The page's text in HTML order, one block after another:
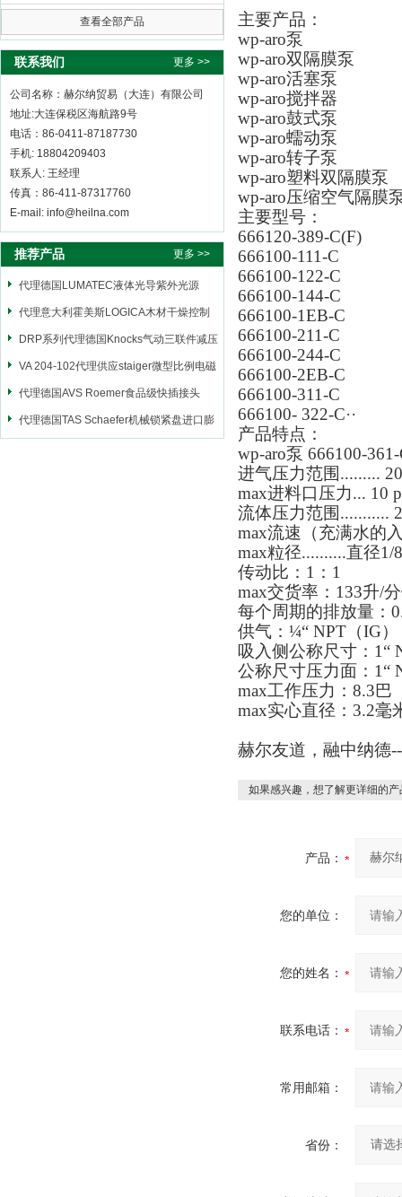
查看全部产品
联系我们 更多 >>
公司名称：赫尔纳贸易（大连）有限公司
地址:大连保税区海航路9号
电话：86-0411-87187730
手机: 18804209403
联系人: 王经理
传真：86-411-87317760
E-mail: info@heilna.com
推荐产品 更多 >>
代理德国LUMATEC液体光导紫外光源
代理意大利霍美斯LOGICA木材干燥控制
仪
DRP系列代理德国Knocks气动三联件减压
阀
VA 204-102代理供应staiger微型比例电磁
阀
代理德国AVS Roemer食品级快插接头
代理德国TAS Schaefer机械锁紧盘进口膨
主要产品：
wp-aro泵
wp-aro双隔膜泵
wp-aro活塞泵
wp-aro搅拌器
wp-aro鼓式泵
wp-aro蠕动泵
wp-aro转子泵
wp-aro塑料双隔膜泵
wp-aro压缩空气隔膜
主要型号：
666120-389-C(F)
666100-111-C
666100-122-C
666100-144-C
666100-1EB-C
666100-211-C
666100-244-C
666100-2EB-C
666100-311-C
666100- 322-C··
产品特点：
wp-aro泵 666100-
进气压力范围.........
max进料口压力... 10
流体压力范围...........
max流速（充满水的
max粒径..........直径1/
传动比：1：1
max交货率：133升/
每个周期的排放量：
供气：¼“ NPT（IG）
吸入侧公称尺寸：1“
公称尺寸压力面：1“
max工作压力：8.3巴
max实心直径：3.2毫
赫尔友道，融中纳德
如果感兴趣，想了解更详细的
产品：
您的单位：
您的姓名：
联系电话：
常用邮箱：
省份：